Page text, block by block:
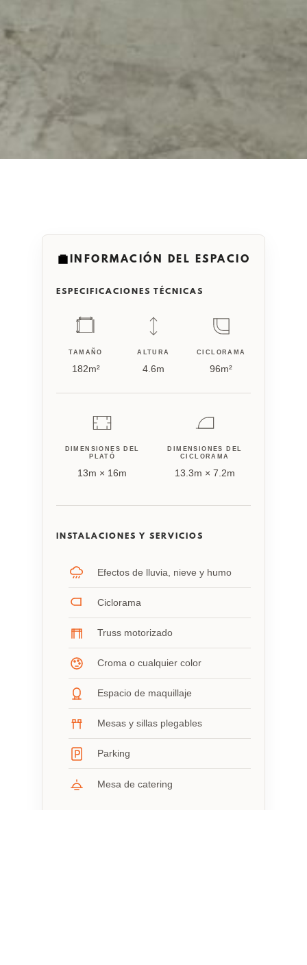
INFORMACIÓN DEL ESPACIO
ESPECIFICACIONES TÉCNICAS
TAMAÑO
182m²
ALTURA
4.6m
CICLORAMA
96m²
DIMENSIONES DEL
PLATÓ
13m × 16m
DIMENSIONES DEL
CICLORAMA
13.3m × 7.2m
INSTALACIONES Y SERVICIOS
Efectos de lluvia, nieve y humo
Ciclorama
Truss motorizado
Croma o cualquier color
Espacio de maquillaje
Mesas y sillas plegables
Parking
Mesa de catering